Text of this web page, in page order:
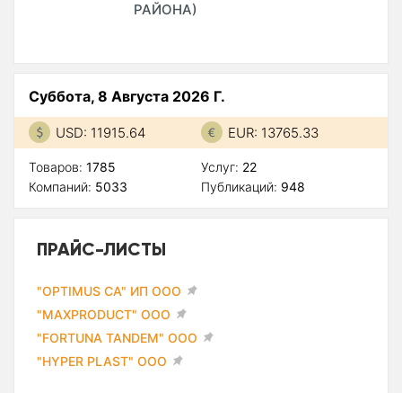
РАЙОНА)
Суббота, 8 Августа 2026 Г.
USD: 11915.64 EUR: 13765.33
Товаров: 1785
Компаний: 5033
Услуг: 22
Публикаций: 948
ПРАЙС-ЛИСТЫ
"OPTIMUS CA" ИП ООО
"MAXPRODUCT" ООО
"FORTUNA TANDEM" ООО
"HYPER PLAST" ООО